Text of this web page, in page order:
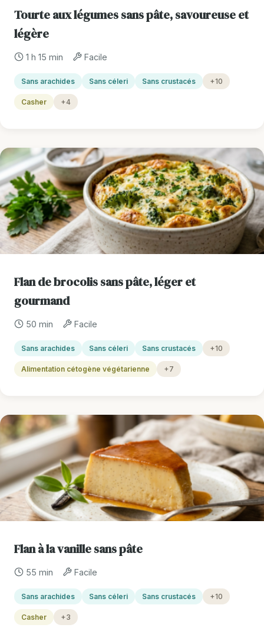
Tourte aux légumes sans pâte, savoureuse et
légère
1 h 15 min Facile
Sans arachides Sans céleri Sans crustacés +10
Casher +4
Flan de brocolis sans pâte, léger et
gourmand
50 min Facile
Sans arachides Sans céleri Sans crustacés +10
Alimentation cétogène végétarienne +7
Flan à la vanille sans pâte
55 min Facile
Sans arachides Sans céleri Sans crustacés +10
Casher +3